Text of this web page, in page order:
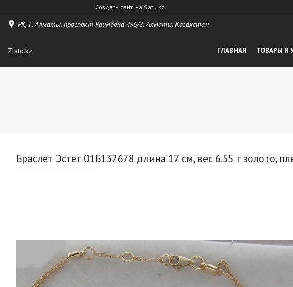
Создать сайт на Satu.kz
РК, Г. Алматы, проспект Раимбека 496/2, Алматы, Казахстан
Zlato.kz ГЛАВНАЯ ТОВАРЫ И
Браслет Эстет 01Б132678 длина 17 см, вес 6.55 г золото,